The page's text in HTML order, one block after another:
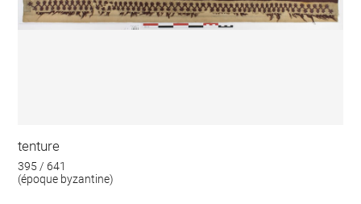
tenture
395 / 641
(époque byzantine)